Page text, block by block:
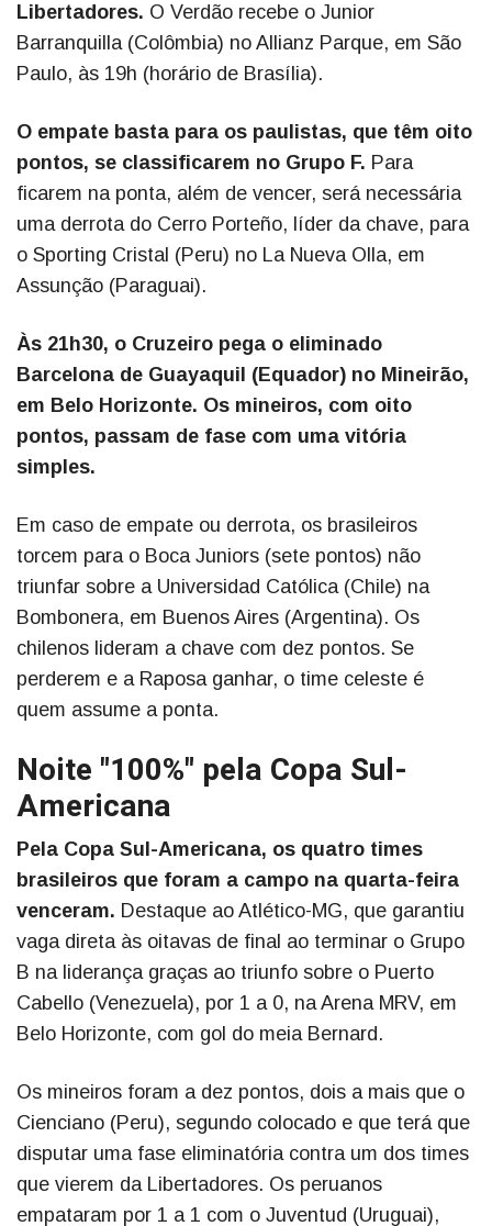
Libertadores. O Verdão recebe o Junior
Barranquilla (Colômbia) no Allianz Parque, em São
Paulo, às 19h (horário de Brasília).
O empate basta para os paulistas, que têm oito
pontos, se classificarem no Grupo F. Para
ficarem na ponta, além de vencer, será necessária
uma derrota do Cerro Porteño, líder da chave, para
o Sporting Cristal (Peru) no La Nueva Olla, em
Assunção (Paraguai).
Às 21h30, o Cruzeiro pega o eliminado
Barcelona de Guayaquil (Equador) no Mineirão,
em Belo Horizonte. Os mineiros, com oito
pontos, passam de fase com uma vitória
simples.
Em caso de empate ou derrota, os brasileiros
torcem para o Boca Juniors (sete pontos) não
triunfar sobre a Universidad Católica (Chile) na
Bombonera, em Buenos Aires (Argentina). Os
chilenos lideram a chave com dez pontos. Se
perderem e a Raposa ganhar, o time celeste é
quem assume a ponta.
Noite "100%" pela Copa Sul-
Americana
Pela Copa Sul-Americana, os quatro times
brasileiros que foram a campo na quarta-feira
venceram. Destaque ao Atlético-MG, que garantiu
vaga direta às oitavas de final ao terminar o Grupo
B na liderança graças ao triunfo sobre o Puerto
Cabello (Venezuela), por 1 a 0, na Arena MRV, em
Belo Horizonte, com gol do meia Bernard.
Os mineiros foram a dez pontos, dois a mais que o
Cienciano (Peru), segundo colocado e que terá que
disputar uma fase eliminatória contra um dos times
que vierem da Libertadores. Os peruanos
empataram por 1 a 1 com o Juventud (Uruguai),